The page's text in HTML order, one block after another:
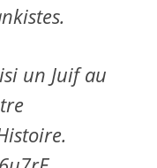
un Juif au